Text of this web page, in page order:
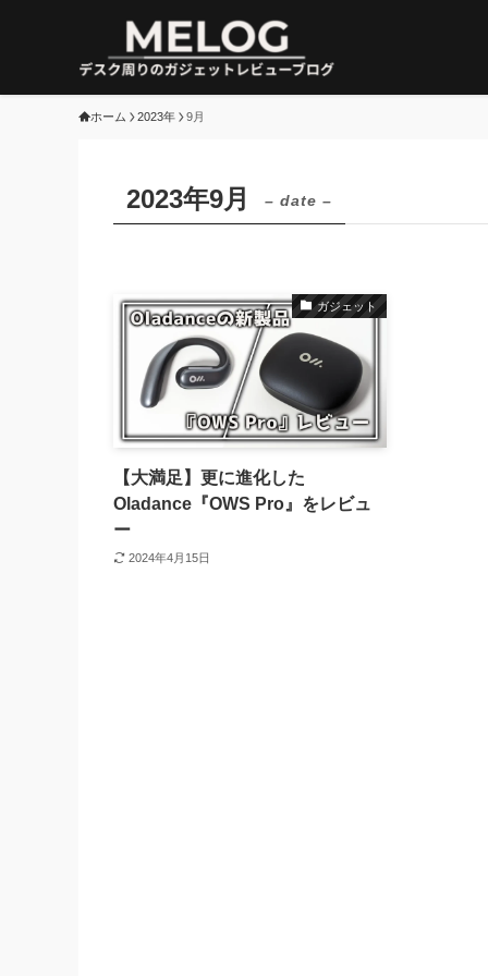
ホーム 2023年 9月
2023年9月 – date –
ガジェット
【大満足】更に進化した
Oladance『OWS Pro』をレビュ
ー
2024年4月15日